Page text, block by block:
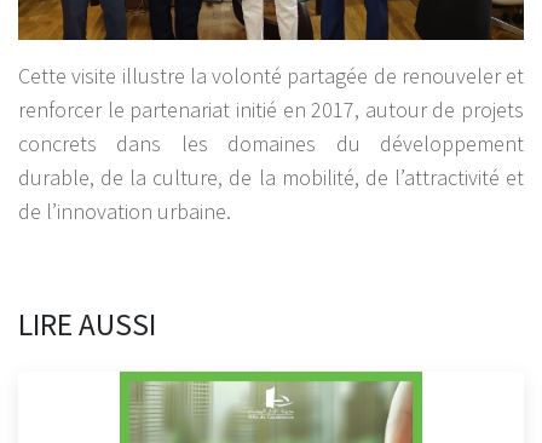
Cette visite illustre la volonté partagée de renouveler et
renforcer le partenariat initié en 2017, autour de projets
concrets dans les domaines du développement
durable, de la culture, de la mobilité, de l’attractivité et
de l’innovation urbaine.
LIRE AUSSI